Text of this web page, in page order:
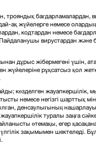
трояндық бағдарламалардан,
ақ жүйелерге немесе олардың
кодтардан немесе
вирустардан және
дұрыс жібермегені үшін,
жүйелеріне рұқсатсыз қол
көзделген
немесе негізгі шарттық
денсаулығының
туралы заңға
өтемақы, егер
зақымымен шектеледі.